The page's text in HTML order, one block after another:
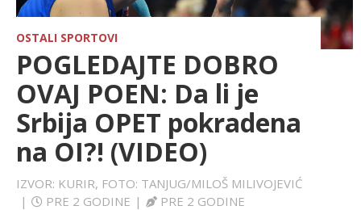
HRONIKA
FARMERI
TV
SPORT
LIFESTYLE
OSTALI SPORTOVI
POGLEDAJTE DOBRO
OVAJ POEN: Da li je
Srbija OPET pokradena
na OI?! (VIDEO)
IZVOR: KURIR, FOTO: TANJUG/MILOŠ MILIVOJEVIĆ
|
PRE 2 GODINE | PRE 2 GODINE